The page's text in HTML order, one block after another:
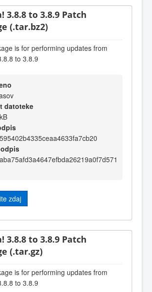
3.8.8 to 3.8.9 Patch
(.tar.bz2)
is for performing updates from
to 3.8.9
datoteke
zdaj
3.8.8 to 3.8.9 Patch
(.tar.gz)
is for performing updates from
to 3.8.9